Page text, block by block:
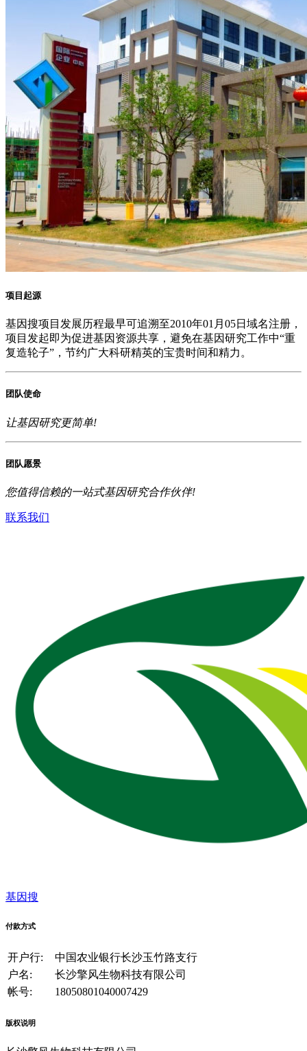
项目起源
基因搜项目发展历程最早可追溯至2010年01月05日域名注册，
项目发起即为促进基因资源共享，避免在基因研究工作中“重
复造轮子”，节约广大科研精英的宝贵时间和精力。
团队使命
让基因研究更简单!
团队愿景
您值得信赖的一站式基因研究合作伙伴!
联系我们
基因搜
付款方式
开户行:
中国农业银行长沙玉竹路支行
户名:
长沙擎风生物科技有限公司
帐号:
18050801040007429
版权说明